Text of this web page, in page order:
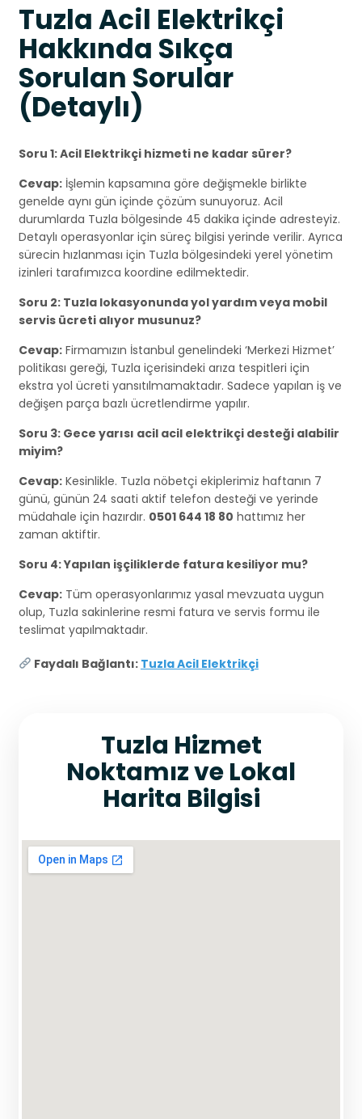
Tuzla Acil Elektrikçi
Hakkında Sıkça
Sorulan Sorular
(Detaylı)
Soru 1: Acil Elektrikçi hizmeti ne kadar sürer?
Cevap: İşlemin kapsamına göre değişmekle birlikte
genelde aynı gün içinde çözüm sunuyoruz. Acil
durumlarda Tuzla bölgesinde 45 dakika içinde adresteyiz.
Detaylı operasyonlar için süreç bilgisi yerinde verilir. Ayrıca
sürecin hızlanması için Tuzla bölgesindeki yerel yönetim
izinleri tarafımızca koordine edilmektedir.
Soru 2: Tuzla lokasyonunda yol yardım veya mobil
servis ücreti alıyor musunuz?
Cevap: Firmamızın İstanbul genelindeki ‘Merkezi Hizmet’
politikası gereği, Tuzla içerisindeki arıza tespitleri için
ekstra yol ücreti yansıtılmamaktadır. Sadece yapılan iş ve
değişen parça bazlı ücretlendirme yapılır.
Soru 3: Gece yarısı acil acil elektrikçi desteği alabilir
miyim?
Cevap: Kesinlikle. Tuzla nöbetçi ekiplerimiz haftanın 7
günü, günün 24 saati aktif telefon desteği ve yerinde
müdahale için hazırdır. 0501 644 18 80 hattımız her
zaman aktiftir.
Soru 4: Yapılan işçiliklerde fatura kesiliyor mu?
Cevap: Tüm operasyonlarımız yasal mevzuata uygun
olup, Tuzla sakinlerine resmi fatura ve servis formu ile
teslimat yapılmaktadır.
Faydalı Bağlantı: Tuzla Acil Elektrikçi
Tuzla Hizmet
Noktamız ve Lokal
Harita Bilgisi